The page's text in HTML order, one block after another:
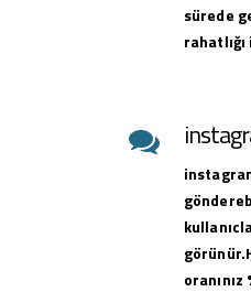
sürede